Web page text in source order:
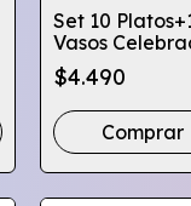
Set 10
Vasos
Diseño
Graduación
$4.490
Comprar